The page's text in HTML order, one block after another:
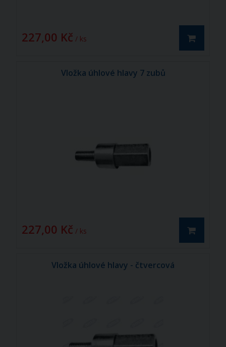
227,00 Kč / ks
Vložka úhlové hlavy 7 zubů
227,00 Kč / ks
Vložka úhlové hlavy - čtvercová